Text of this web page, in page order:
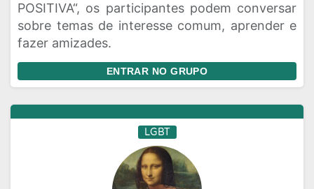
POSITIVA“, os participantes podem conversar
sobre temas de interesse comum, aprender e
fazer amizades.
ENTRAR NO GRUPO
LGBT